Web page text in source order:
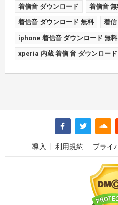
着信音 ダウンロード 着信音
着信音 ダウンロード 無料 着
iphone 着信音 ダウンロード 無料
xperia 内蔵 着信 音 ダウンロード
導入 利用規約 プライ